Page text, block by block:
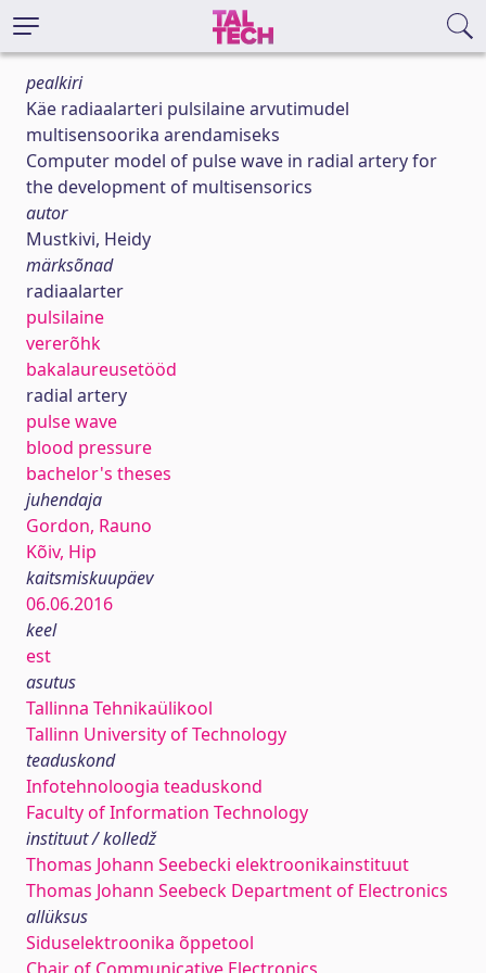
pealkiri
Käe radiaalarteri pulsilaine arvutimudel
multisensoorika arendamiseks
Computer model of pulse wave in radial artery for
the development of multisensorics
autor
Mustkivi, Heidy
märksõnad
radiaalarter
pulsilaine
vererõhk
bakalaureusetööd
radial artery
pulse wave
blood pressure
bachelor's theses
juhendaja
Gordon, Rauno
Kõiv, Hip
kaitsmiskuupäev
06.06.2016
keel
est
asutus
Tallinna Tehnikaülikool
Tallinn University of Technology
teaduskond
Infotehnoloogia teaduskond
Faculty of Information Technology
instituut / kolledž
Thomas Johann Seebecki elektroonikainstituut
Thomas Johann Seebeck Department of Electronics
allüksus
Siduselektroonika õppetool